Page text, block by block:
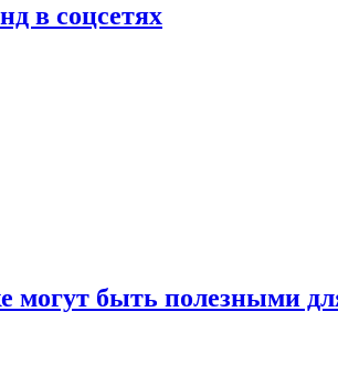
в соцсетях
могут быть полезными